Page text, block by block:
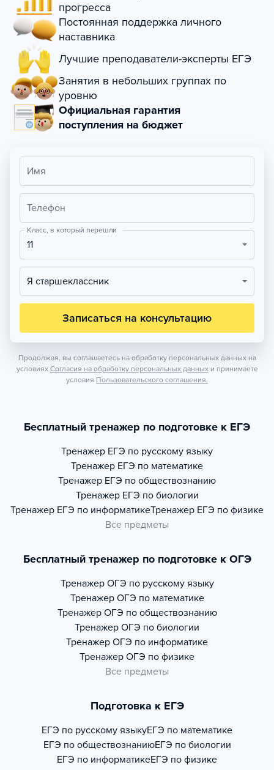
прогресса
Постоянная поддержка личного
наставника
Лучшие преподаватели-эксперты ЕГЭ
Занятия в небольших группах по
уровню
Официальная гарантия
поступления на бюджет
Имя
Телефон
Класс, в который перешли
11
Я старшеклассник
Записаться на консультацию
Продолжая, вы соглашаетесь на обработку персональных данных на
условиях Согласия на обработку персональных данных и принимаете
условия Пользовательского соглашения.
Бесплатный тренажер по подготовке к ЕГЭ
Тренажер ЕГЭ по русскому языку
Тренажер ЕГЭ по математике
Тренажер ЕГЭ по обществознанию
Тренажер ЕГЭ по биологии
Тренажер ЕГЭ по информатикеТренажер ЕГЭ по физике
Все предметы
Бесплатный тренажер по подготовке к ОГЭ
Тренажер ОГЭ по русскому языку
Тренажер ОГЭ по математике
Тренажер ОГЭ по обществознанию
Тренажер ОГЭ по биологии
Тренажер ОГЭ по информатике
Тренажер ОГЭ по физике
Все предметы
Подготовка к ЕГЭ
ЕГЭ по русскому языкуЕГЭ по математике
ЕГЭ по обществознаниюЕГЭ по биологии
ЕГЭ по информатикеЕГЭ по физике